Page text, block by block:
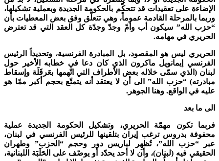
الإضاءة على تعقيدات قد تتحكّم بالحكومة الجديدة وبعملية تشكيلها،
وربما بالمرحلة القادمة عموماً، وهي تتعلّق وفق بعض المعطيات بأن
“حزب الله” سيكون أب وأمّ وجدّ وجدّة كل العقد التي قد تعترض
الحريري في مهامه.
الحريري ليس هو المقصود، بل المبادرة الفرنسية، وتحديداً الرئيس
الفرنسي إيمانويل ماكرون الذي كان دعا في خطابه الأخير حول
لبنان (الذي سمّى خلاله بعض الأطراف التي اتّهمها بعَرقَلَة وإسقاط
مبادرته) “حزب الله” الى أن لا يعتقد أنه يتمتّع بحجم أكبر ممّا هو
عليه في الواقع. وهنا الجوهر.
الى ما بعد
فربما تكون مهمّة الحريري، وتشكيل الحكومة الجديدة عملية
محفوفة بدروس ترغب إيران بتلقينها للرئيس الفرنسي في لبنان،
عبر “حزب الله”، تُظهِر لباريس دور وحجم “الحزب” وطهران
الحقيقي فيه (لبنان)، وأن لا أحد يحدّد أو يوصّف على الحَلَبَة اللبنانية،